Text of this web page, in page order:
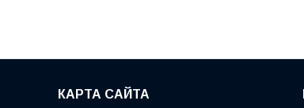
КАРТА САЙТА